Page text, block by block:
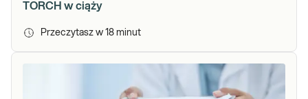
TORCH w ciąży
Przeczytasz w 18 minut